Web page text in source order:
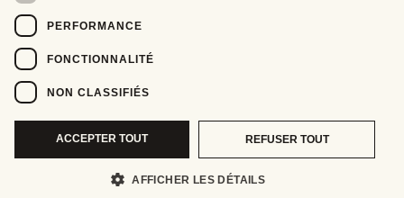
PERFORMANCE
FONCTIONNALITÉ
NON CLASSIFIÉS
ACCEPTER TOUT REFUSER TOUT
AFFICHER LES DÉTAILS